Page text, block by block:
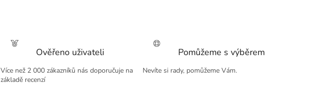
Ověřeno uživateli
Více než 2 000 zákazníků nás doporučuje na
základě recenzí
Pomůžeme s výběrem
Nevíte si rady, pomůžeme Vám.